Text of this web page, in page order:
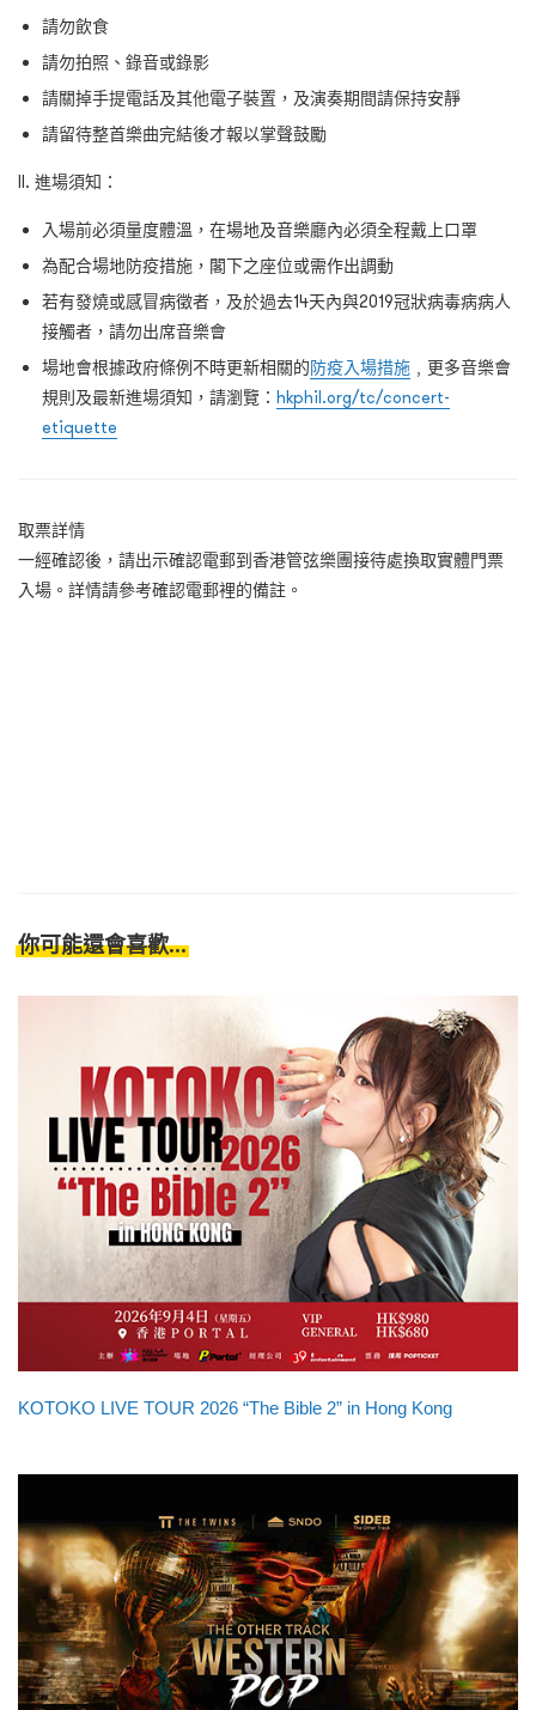
請勿飲食
請勿拍照、錄音或錄影
請關掉手提電話及其他電子裝置，及演奏期間請保持安靜
請留待整首樂曲完結後才報以掌聲鼓勵
II. 進場須知：
入場前必須量度體溫，在場地及音樂廳內必須全程戴上口罩
為配合場地防疫措施，閣下之座位或需作出調動
若有發燒或感冒病徵者，及於過去14天內與2019冠狀病毒病病人
接觸者，請勿出席音樂會
場地會根據政府條例不時更新相關的防疫入場措施 ﹐更多音樂會
規則及最新進場須知，請瀏覽： hkphil.org/tc/concert-
etiquette
取票詳情
一經確認後，請出示確認電郵到香港管弦樂團接待處換取實體門票
入場。詳情請參考確認電郵裡的備註。
你可能還會喜歡...
KOTOKO LIVE TOUR 2026 “The Bible 2” in Hong Kong